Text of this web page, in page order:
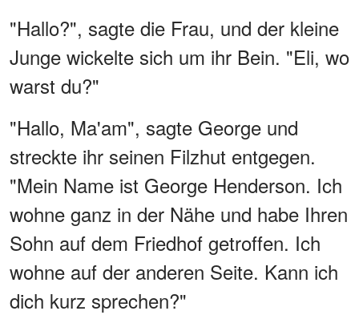
"Hallo?", sagte die Frau, und der kleine
Junge wickelte sich um ihr Bein. "Eli, wo
warst du?"
"Hallo, Ma'am", sagte George und
streckte ihr seinen Filzhut entgegen.
"Mein Name ist George Henderson. Ich
wohne ganz in der Nähe und habe Ihren
Sohn auf dem Friedhof getroffen. Ich
wohne auf der anderen Seite. Kann ich
dich kurz sprechen?"